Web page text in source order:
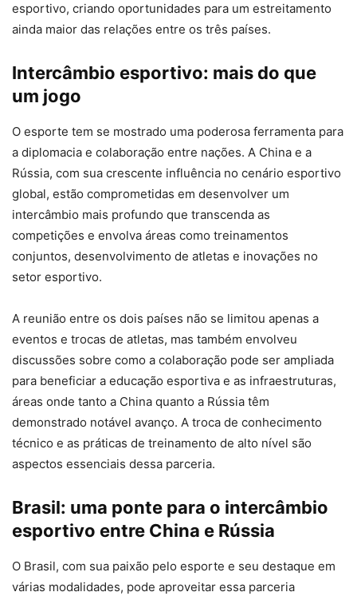
esportivo, criando oportunidades para um estreitamento
ainda maior das relações entre os três países.
Intercâmbio esportivo: mais do que
um jogo
O esporte tem se mostrado uma poderosa ferramenta para
a diplomacia e colaboração entre nações. A China e a
Rússia, com sua crescente influência no cenário esportivo
global, estão comprometidas em desenvolver um
intercâmbio mais profundo que transcenda as
competições e envolva áreas como treinamentos
conjuntos, desenvolvimento de atletas e inovações no
setor esportivo.
A reunião entre os dois países não se limitou apenas a
eventos e trocas de atletas, mas também envolveu
discussões sobre como a colaboração pode ser ampliada
para beneficiar a educação esportiva e as infraestruturas,
áreas onde tanto a China quanto a Rússia têm
demonstrado notável avanço. A troca de conhecimento
técnico e as práticas de treinamento de alto nível são
aspectos essenciais dessa parceria.
Brasil: uma ponte para o intercâmbio
esportivo entre China e Rússia
O Brasil, com sua paixão pelo esporte e seu destaque em
várias modalidades, pode aproveitar essa parceria